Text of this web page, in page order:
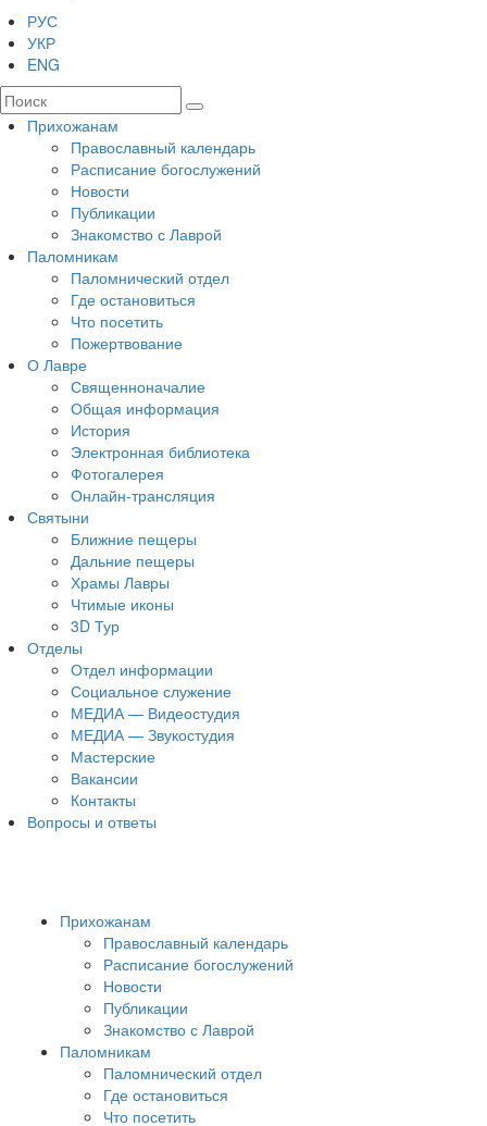
РУС
УКР
ENG
Прихожанам
Православный календарь
Расписание богослужений
Новости
Публикации
Знакомство с Лаврой
Паломникам
Паломнический отдел
Где остановиться
Что посетить
Пожертвование
О Лавре
Священноначалие
Общая информация
История
Электронная библиотека
Фотогалерея
Онлайн-трансляция
Святыни
Ближние пещеры
Дальние пещеры
Храмы Лавры
Чтимые иконы
3D Тур
Отделы
Отдел информации
Социальное служение
МЕДИА — Видеостудия
МЕДИА — Звукостудия
Мастерские
Вакансии
Контакты
Вопросы и ответы
Прихожанам
Православный календарь
Расписание богослужений
Новости
Публикации
Знакомство с Лаврой
Паломникам
Паломнический отдел
Где остановиться
Что посетить